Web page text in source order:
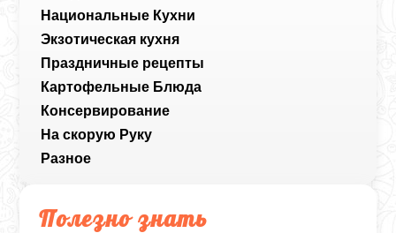
Национальные Кухни
Экзотическая кухня
Праздничные рецепты
Картофельные Блюда
Консервирование
На скорую Руку
Разное
Полезно знать